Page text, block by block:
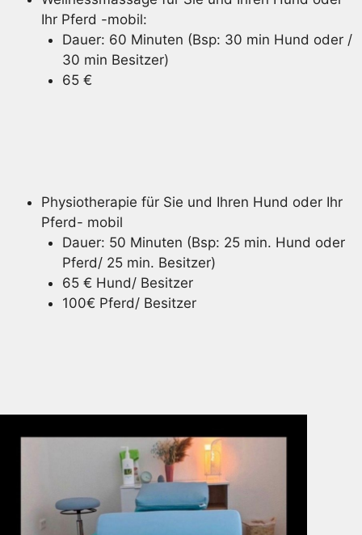
Ihr Pferd -mobil:
Dauer: 60 Minuten (Bsp: 30 min Hund oder /
30 min Besitzer)
65 €
Physiotherapie für Sie und Ihren Hund oder Ihr
Pferd- mobil
Dauer: 50 Minuten (Bsp: 25 min. Hund oder
Pferd/ 25 min. Besitzer)
65 € Hund/ Besitzer
100€ Pferd/ Besitzer